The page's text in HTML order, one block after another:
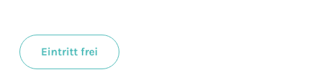
Eintritt frei